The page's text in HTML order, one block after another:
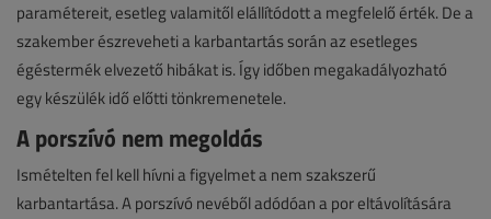
paramétereit, esetleg valamitől elállítódott a megfelelő érték. De a
szakember észreveheti a karbantartás során az esetleges
égéstermék elvezető hibákat is. Így időben megakadályozható
egy készülék idő előtti tönkremenetele.
A porszívó nem megoldás
Ismételten fel kell hívni a figyelmet a nem szakszerű
karbantartása. A porszívó nevéből adódóan a por eltávolítására